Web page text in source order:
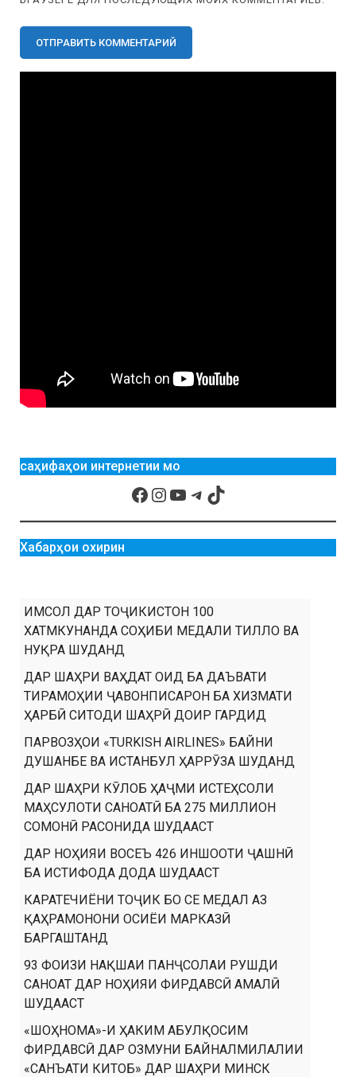
саҳифаҳои интернетии мо
Хабарҳои охирин
ИМСОЛ ДАР ТОҶИКИСТОН 100
ХАТМКУНАНДА СОҲИБИ МЕДАЛИ ТИЛЛО ВА
НУҚРА ШУДАНД
ДАР ШАҲРИ ВАҲДАТ ОИД БА ДАЪВАТИ
ТИРАМОҲИИ ҶАВОНПИСАРОН БА ХИЗМАТИ
ҲАРБӢ СИТОДИ ШАҲРӢ ДОИР ГАРДИД
ПАРВОЗҲОИ «TURKISH AIRLINES» БАЙНИ
ДУШАНБЕ ВА ИСТАНБУЛ ҲАРРӮЗА ШУДАНД
ДАР ШАҲРИ КӮЛОБ ҲАҶМИ ИСТЕҲСОЛИ
МАҲСУЛОТИ САНОАТӢ БА 275 МИЛЛИОН
СОМОНӢ РАСОНИДА ШУДААСТ
ДАР НОҲИЯИ ВОСЕЪ 426 ИНШООТИ ҶАШНӢ
БА ИСТИФОДА ДОДА ШУДААСТ
КАРАТЕЧИЁНИ ТОҶИК БО СЕ МЕДАЛ АЗ
ҚАҲРАМОНОНИ ОСИЁИ МАРКАЗӢ
БАРГАШТАНД
93 ФОИЗИ НАҚШАИ ПАНҶСОЛАИ РУШДИ
САНОАТ ДАР НОҲИЯИ ФИРДАВСӢ АМАЛӢ
ШУДААСТ
«ШОҲНОМА»-И ҲАКИМ АБУЛҚОСИМ
ФИРДАВСӢ ДАР ОЗМУНИ БАЙНАЛМИЛАЛИИ
«САНЪАТИ КИТОБ» ДАР ШАҲРИ МИНСК